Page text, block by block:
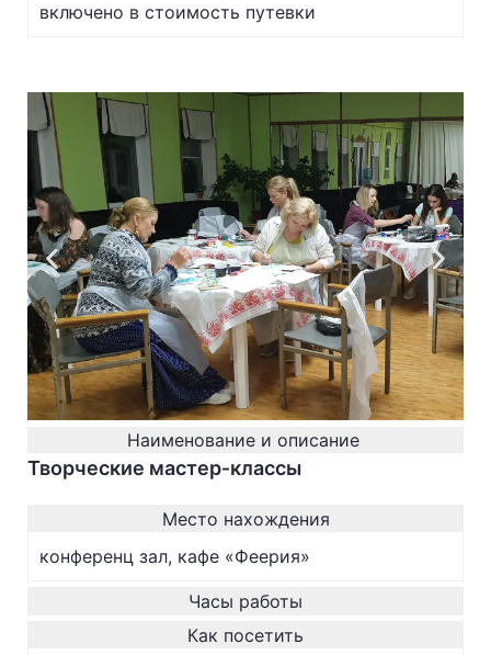
включено в стоимость путевки
Наименование и описание
Творческие мастер‐классы
Место нахождения
конференц зал, кафе «Феерия»
Часы работы
Как посетить